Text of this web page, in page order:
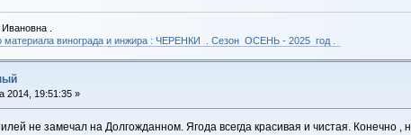
.
материала винограда и инжира : ЧЕРЕНКИ . Сезон ОСЕНЬ - 2025 год .
2014, 19:51:35 »
не замечал на Долгожданном. Ягода всегда красивая и чистая. Конечно ,